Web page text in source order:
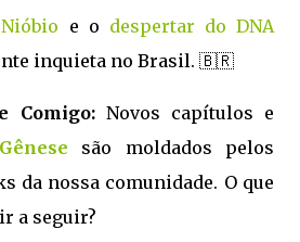
Nióbio e o despertar do DNA
inquieta no Brasil. 🇧🇷
Comigo:Novos capítulos e
são moldados pelos
da nossa comunidade. O que
a seguir?